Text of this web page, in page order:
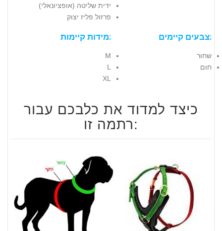
ידית שליטה (אופציונאלי)
פרזול פליז יצוק
מידות קיימות:
M
L
XL
צבעים קיימים:
שחור
חום
כיצד למדוד את כלבכם עבור
רתמה זו: